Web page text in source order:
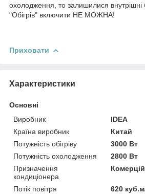
охолодження, то залишилися
"Обігрів" включити НЕ МОЖНА!
Приховати
Характеристики
Основні
Виробник
IDEA
Країна виробник
Китай
Потужність обігріву
3000 Вт
Потужність охолодження
2800 Вт
Призначення
кондиціонера
Потік повітря
620